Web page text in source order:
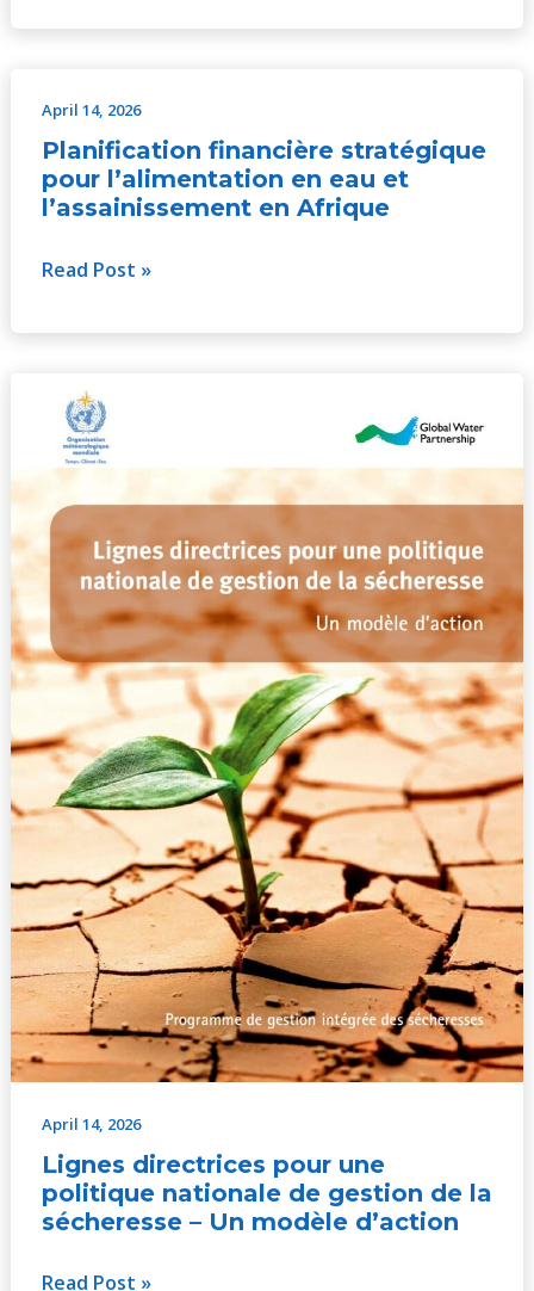
April 14, 2026
Planification financière stratégique
pour l’alimentation en eau et
l’assainissement en Afrique
Planification
financière
stratégique
pour
en
et
Afrique
Read Post »
April 14, 2026
Lignes directrices pour une
politique nationale de gestion de la
sécheresse – Un modèle d’action
Lignes
directrices
pour
une
politique
nationale
de
gestion
de
la
sécheresse
–
Un
modèle
d’action
Read Post »